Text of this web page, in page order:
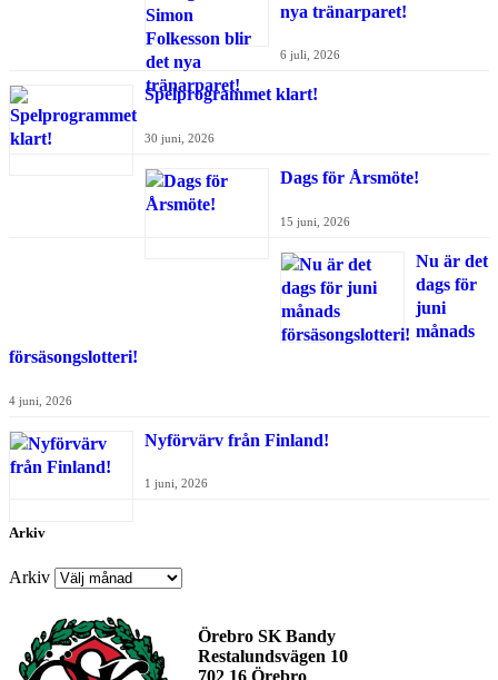
nya tränarparet!
6 juli, 2026
Spelprogrammet klart!
30 juni, 2026
Dags för Årsmöte!
15 juni, 2026
Nu är det
dags för
juni
månads
försäsongslotteri!
4 juni, 2026
Nyförvärv från Finland!
1 juni, 2026
Arkiv
Arkiv
Örebro SK Bandy
Restalundsvägen 10
702 16 Örebro